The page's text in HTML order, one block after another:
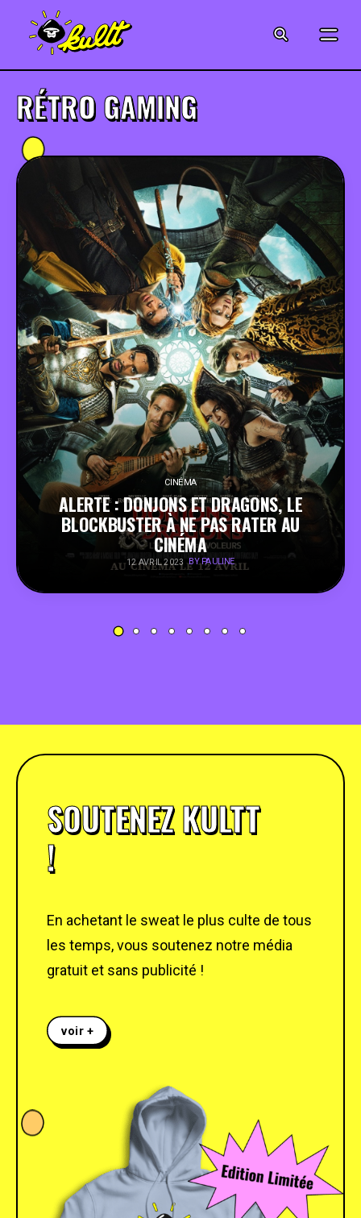
MUSIQUE
CRÉATION
ART
JEUX-VIDÉO
VINTAGE
PEOPLE
FOOD
BONS PLANS
SOUTENEZ KULTT
RÉTRO GAMING
CINÉMA
ALERTE : DONJONS ET DRAGONS, LE
BLOCKBUSTER À NE PAS RATER AU
CINÉMA
12 AVRIL 2023 BY PAULINE
SOUTENEZ KULTT
!
En achetant le sweat le plus culte de tous
les temps, vous soutenez notre média
gratuit et sans publicité !
voir +